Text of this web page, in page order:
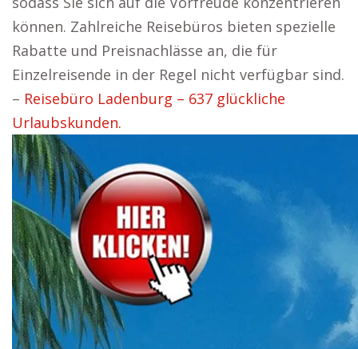
können. Zahlreiche Reisebüros bieten spezielle
Rabatte und Preisnachlässe an, die für
Einzelreisende in der Regel nicht verfügbar sind.
– Reisebüro Ladenburg – 637 glückliche
Urlaubskunden.